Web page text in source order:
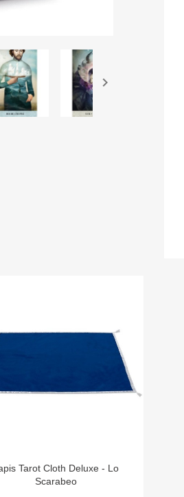

Aperçu rapide
Tarot Cloth Deluxe - Lo
Scarabeo